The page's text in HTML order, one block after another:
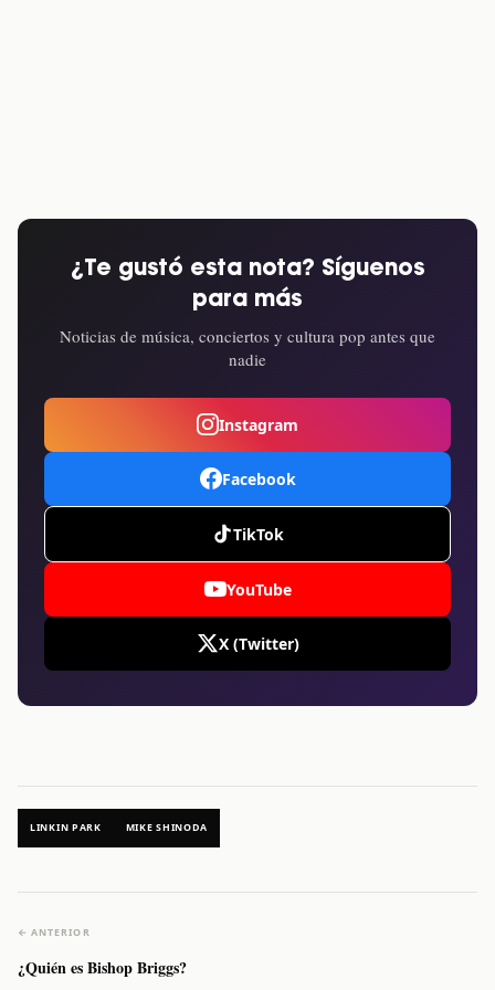
¿Te gustó esta nota? Síguenos
para más
Noticias de música, conciertos y cultura pop antes que
nadie
Instagram
Facebook
TikTok
YouTube
X (Twitter)
LINKIN PARK MIKE SHINODA
← ANTERIOR
¿Quién es Bishop Briggs?